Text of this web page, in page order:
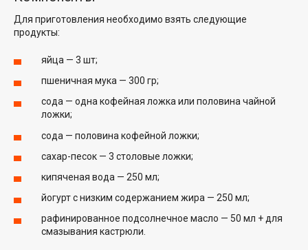
Для приготовления необходимо взять следующие
продукты:
яйца — 3 шт;
пшеничная мука — 300 гр;
сода — одна кофейная ложка или половина чайной
ложки;
сода — половина кофейной ложки;
сахар-песок — 3 столовые ложки;
кипяченая вода — 250 мл;
йогурт с низким содержанием жира — 250 мл;
рафинированное подсолнечное масло — 50 мл + для
смазывания кастрюли.